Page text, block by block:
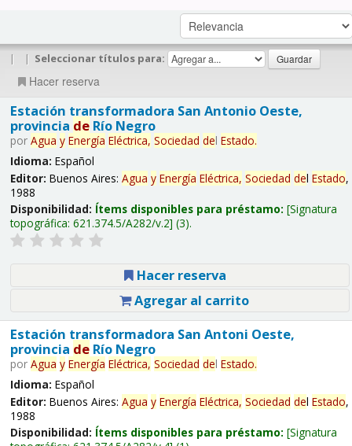
| | Seleccionar títulos para:
Hacer reserva
Estación transformadora San Antonio Oeste,
provincia deRío Negro
por Agua y Energía Eléctrica, Sociedad del Estado.
Idioma: Español
Editor: Buenos Aires: Agua y Energía Eléctrica, Sociedad del Estado,
1988
Disponibilidad: Ítems disponibles para préstamo: Signatura
topográfica: 621.374.5/A282/v.2 (3).
Hacer reserva
Agregar al carrito
Estación transformadora San Antoni Oeste,
provincia deRío Negro
por Agua y Energía Eléctrica, Sociedad del Estado.
Idioma: Español
Editor: Buenos Aires: Agua y Energía Eléctrica, Sociedad del Estado,
1988
Disponibilidad: Ítems disponibles para préstamo: Signatura